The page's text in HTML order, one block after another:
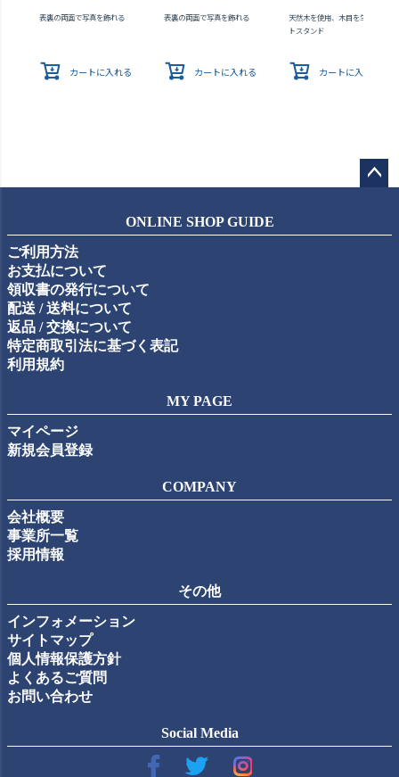
表裏の両面で写真を飾れる
カートに入れる
表裏の両面で写真を飾れる
カートに入れる
天然木を使用、木目を生かしたフ
トスタンド
カートに入れる
ップ
ONLINE SHOP GUIDE
ご利用方法
お支払について
領収書の発行について
配送 / 送料について
返品 / 交換について
特定商取引法に基づく表記
利用規約
MY PAGE
マイページ
新規会員登録
COMPANY
会社概要
事業所一覧
採用情報
その他
インフォメーション
サイトマップ
個人情報保護方針
よくあるご質問
お問い合わせ
Social Media